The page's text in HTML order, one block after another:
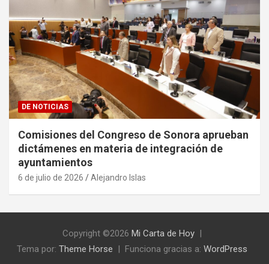
DE NOTICIAS
Comisiones del Congreso de Sonora aprueban
dictámenes en materia de integración de
ayuntamientos
6 de julio de 2026 Alejandro Islas
Copyright ©2026 Mi Carta de Hoy
Tema por: Theme Horse Funciona gracias a: WordPress